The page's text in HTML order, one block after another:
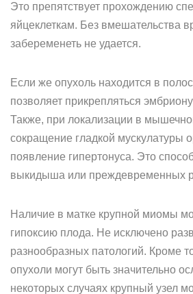
Это препятствует прохождению
яйцеклеткам. Без вмешательства
забеременеть не удается.
Если же опухоль находится в
позволяет прикрепляться
Также, при локализации в
сокращение гладкой мускулатуры
появление гипертонуса. Это
выкидыша или преждевременных
Наличие в матке крупной миомы
гипоксию плода. Не исключено
разнообразных патологий. Кроме
опухоли могут быть значительно
некоторых случаях крупный узел